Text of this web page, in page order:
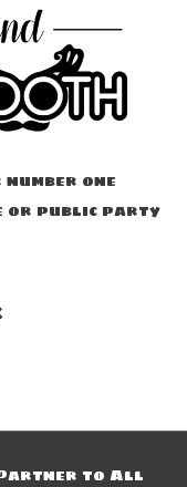
one
public party
to All